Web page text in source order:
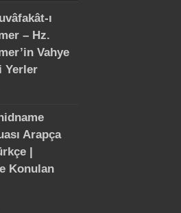
ı
– Hz.
Vahye
Yerler
Arapça
|
Konulan